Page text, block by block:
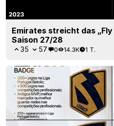
Emirates streicht das
Saison 27/28
35 57 0 14.3K 1 T.